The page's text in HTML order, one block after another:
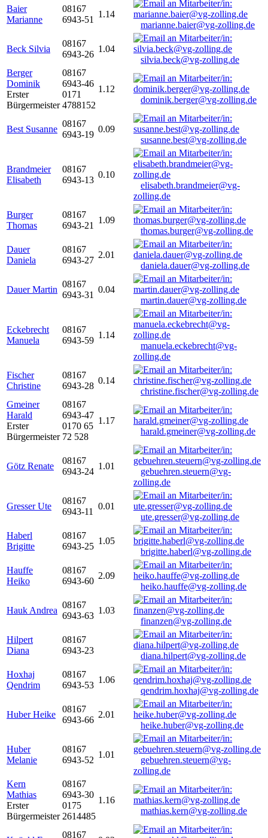
Baier
Marianne
08167
6943-51
1.14
marianne.baier@vg-zolling.de
Beck Silvia
08167
6943-26
1.04
silvia.beck@vg-zolling.de
Berger
Dominik
Erster
Bürgermeister
08167
6943-46
0171
4788152
1.12
dominik.berger@vg-zolling.de
Best Susanne
08167
6943-19
0.09
susanne.best@vg-zolling.de
Brandmeier
Elisabeth
08167
6943-13
0.10
elisabeth.brandmeier@vg-
zolling.de
Burger
Thomas
08167
6943-21
1.09
thomas.burger@vg-zolling.de
Dauer
Daniela
08167
6943-27
2.01
daniela.dauer@vg-zolling.de
Dauer Martin
08167
6943-31
0.04
martin.dauer@vg-zolling.de
Eckebrecht
Manuela
08167
6943-59
1.14
manuela.eckebrecht@vg-
zolling.de
Fischer
Christine
08167
6943-28
0.14
christine.fischer@vg-zolling.de
Gmeiner
Harald
Erster
Bürgermeister
08167
6943-47
0170 65
72 528
1.17
harald.gmeiner@vg-zolling.de
Götz Renate
08167
6943-24
1.01
gebuehren.steuern@vg-
zolling.de
Gresser Ute
08167
6943-11
0.01
ute.gresser@vg-zolling.de
Haberl
Brigitte
08167
6943-25
1.05
brigitte.haberl@vg-zolling.de
Hauffe
Heiko
08167
6943-60
2.09
heiko.hauffe@vg-zolling.de
Hauk Andrea
08167
6943-63
1.03
finanzen@vg-zolling.de
Hilpert
Diana
08167
6943-23
diana.hilpert@vg-zolling.de
Hoxhaj
Qendrim
08167
6943-53
1.06
qendrim.hoxhaj@vg-zolling.de
Huber Heike
08167
6943-66
2.01
heike.huber@vg-zolling.de
Huber
Melanie
08167
6943-52
1.01
gebuehren.steuern@vg-
zolling.de
Kern
Mathias
Erster
Bürgermeister
08167
6943-30
0175
2614485
1.16
mathias.kern@vg-zolling.de
08167